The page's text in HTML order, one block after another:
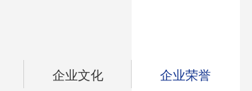
企业文化 企业荣誉